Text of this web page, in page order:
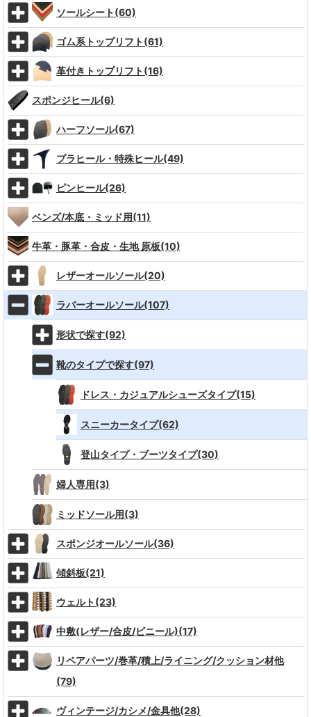
ソールシート(60)
ゴム系トップリフト(61)
革付きトップリフト(16)
スポンジヒール(6)
ハーフソール(67)
プラヒール・特殊ヒール(49)
ピンヒール(26)
ベンズ/本底・ミッド用(11)
牛革・豚革・合皮・生地 原板(10)
レザーオールソール(20)
ラバーオールソール(107)
形状で探す(92)
靴のタイプで探す(97)
ドレス・カジュアルシューズタイプ(15)
スニーカータイプ(62)
登山タイプ・ブーツタイプ(30)
婦人専用(3)
ミッドソール用(3)
スポンジオールソール(36)
傾斜板(21)
ウェルト(23)
中敷(レザー/合皮/ビニール)(17)
リペアパーツ/巻革/積上/ライニング/クッション材他
(79)
ヴィンテージ/カシメ/金具他(28)